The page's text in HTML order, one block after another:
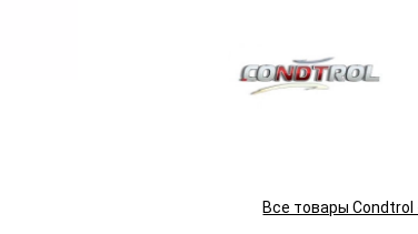
Все товары Condtrol